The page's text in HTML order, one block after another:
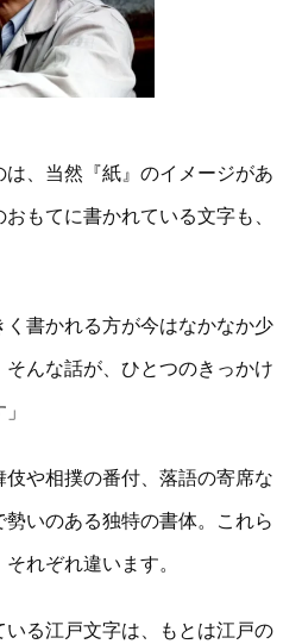
は、当然『紙』のイメージがあ
もてに書かれている文字も、
書かれる方が今はなかなか少
んな話が、ひとつのきっかけ
伎や相撲の番付、落語の寄席な
いのある独特の書体。これら
れぞれ違います。
る江戸文字は、もとは江戸の